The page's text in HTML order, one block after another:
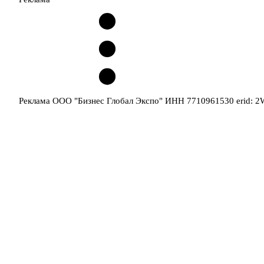
Реклама ООО "Бизнес Глобал Экспо" ИНН 7710961530 erid: